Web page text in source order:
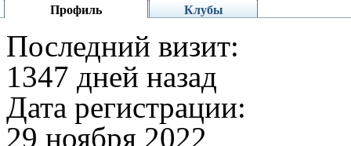
Профиль
Клубы
Последний визит:
1347 дней назад
Дата регистрации:
29 ноября 2022